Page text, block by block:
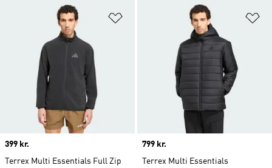
Føj til ønskeliste
Price
399 kr.
Terrex Multi Essentials Full Zip
Price
799 kr.
Terrex Multi Essentials